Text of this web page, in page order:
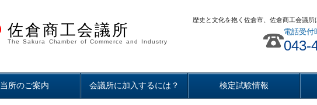
佐倉商工会議所
The Sakura Chamber of Commerce and Industry
歴史と文化を抱く佐倉市、佐倉商工会議所
電話受付
043-
当所のご案内 会議所に加入するには？ 検定試験情報